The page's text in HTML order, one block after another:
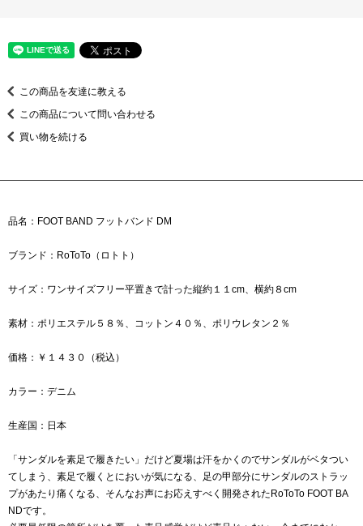
この商品を友達に教える
この商品について問い合わせる
買い物を続ける
品名：FOOT BAND フットバンド DM
ブランド：RoToTo（ロトト）
サイズ：ワンサイズフリー平置きで計った縦約１１cm、横約８cm
素材：ポリエステル５８％、コットン４０％、ポリウレタン２％
価格：￥１４３０（税込）
カラー：デニム
生産国：日本
「サンダルを素足で履きたい」だけど夏場は汗をかくのでサンダルがベタつい
てしまう、素足で履くとにおいが気になる、足の甲部分にサンダルのストラッ
プがあたり痛くなる、そんなお声にお応えすべく開発されたRoToTo FOOT BA
NDです。